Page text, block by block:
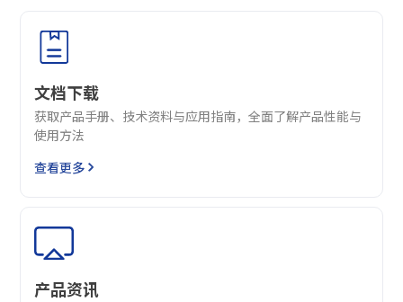
文档下载
获取产品手册、技术资料与应用指南，全面了解产品性能与
使用方法
查看更多
产品资讯